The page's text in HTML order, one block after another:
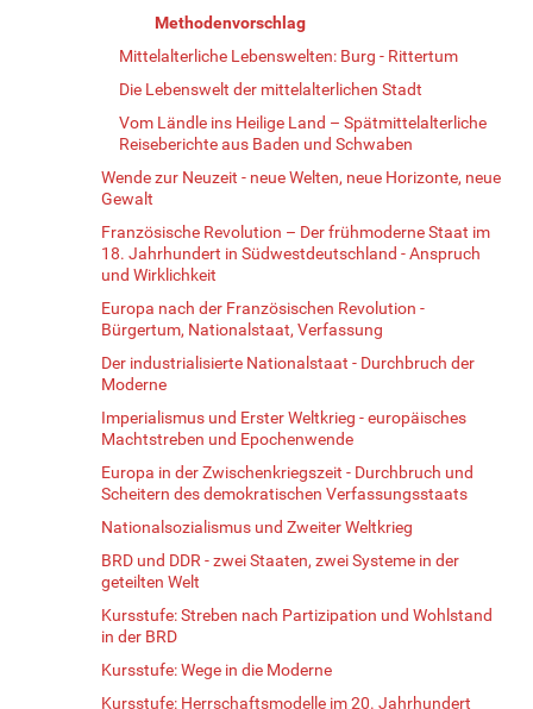
Methodenvorschlag
Mittelalterliche Lebenswelten: Burg - Rittertum
Die Lebenswelt der mittelalterlichen Stadt
Vom Ländle ins Heilige Land – Spätmittelalterliche
Reiseberichte aus Baden und Schwaben
Wende zur Neuzeit - neue Welten, neue Horizonte, neue
Gewalt
Französische Revolution – Der frühmoderne Staat im
18. Jahrhundert in Südwestdeutschland - Anspruch
und Wirklichkeit
Europa nach der Französischen Revolution -
Bürgertum, Nationalstaat, Verfassung
Der industrialisierte Nationalstaat - Durchbruch der
Moderne
Imperialismus und Erster Weltkrieg - europäisches
Machtstreben und Epochenwende
Europa in der Zwischenkriegszeit - Durchbruch und
Scheitern des demokratischen Verfassungsstaats
Nationalsozialismus und Zweiter Weltkrieg
BRD und DDR - zwei Staaten, zwei Systeme in der
geteilten Welt
Kursstufe: Streben nach Partizipation und Wohlstand
in der BRD
Kursstufe: Wege in die Moderne
Kursstufe: Herrschaftsmodelle im 20. Jahrhundert